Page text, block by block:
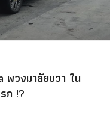
พวงมาลัยขวา ใน
ก !?